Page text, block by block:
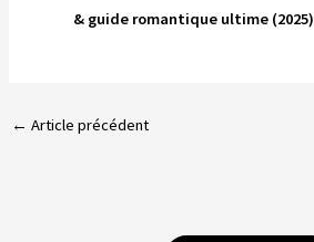
& guide romantique ultime (2025)
← Article précédent